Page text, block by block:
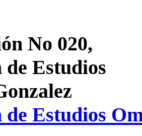
de Estudios